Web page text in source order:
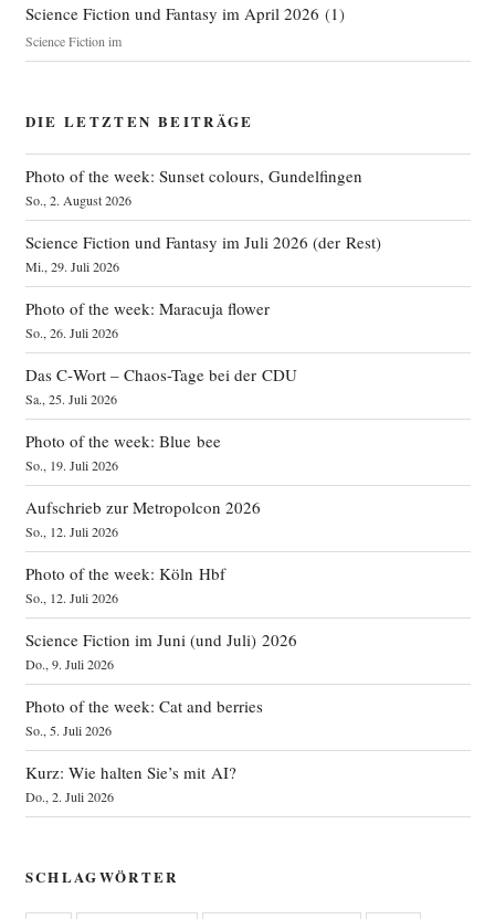
Science Fiction und Fantasy im April 2026 (1)
Science Fiction im
DIE LETZTEN BEITRÄGE
Photo of the week: Sunset colours, Gundelfingen
So., 2. August 2026
Science Fiction und Fantasy im Juli 2026 (der Rest)
Mi., 29. Juli 2026
Photo of the week: Maracuja flower
So., 26. Juli 2026
Das C‑Wort – Chaos-Tage bei der CDU
Sa., 25. Juli 2026
Photo of the week: Blue bee
So., 19. Juli 2026
Aufschrieb zur Metropolcon 2026
So., 12. Juli 2026
Photo of the week: Köln Hbf
So., 12. Juli 2026
Science Fiction im Juni (und Juli) 2026
Do., 9. Juli 2026
Photo of the week: Cat and berries
So., 5. Juli 2026
Kurz: Wie halten Sie’s mit AI?
Do., 2. Juli 2026
SCHLAGWÖRTER